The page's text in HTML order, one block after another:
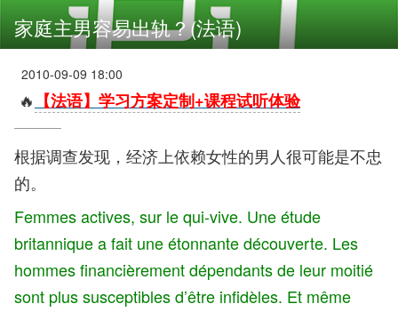
家庭主男容易出轨？(法语)
2010-09-09 18:00
🔥 【法语】学习方案定制+课程试听体验
根据调查发现，经济上依赖女性的男人很可能是不忠
的。
Femmes actives, sur le qui-vive. Une étude
britannique a fait une étonnante découverte. Les
hommes financièrement dépendants de leur moitié
sont plus susceptibles d’être infidèles. Et même